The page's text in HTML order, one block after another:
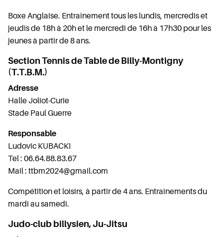
Boxe Anglaise. Entraînement tous les lundis, mercredis et
jeudis de 18h à 20h et le mercredi de 16h à 17h30 pour les
jeunes à partir de 8 ans.
Section Tennis de Table de Billy-Montigny
(T.T.B.M.)
Adresse
Halle Joliot-Curie
Stade Paul Guerre
Responsable
Ludovic KUBACKI
Tel : 06.64.88.83.67
Mail : ttbm2024@gmail.com
Compétition et loisirs, à partir de 4 ans. Entraînements du
mardi au samedi.
Judo-club billysien, Ju-Jitsu